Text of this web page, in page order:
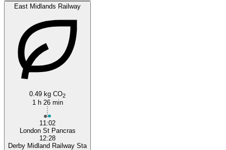
East Midlands Railway
0.49 kg CO2
1 h 26 min
11:02
London St Pancras
12:28
Derby Midland Railway Sta